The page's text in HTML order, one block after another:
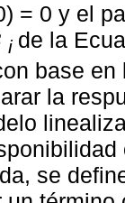
= 0 y el
i de la
base
la
se